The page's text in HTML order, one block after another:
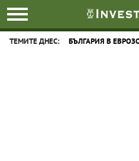
ТЕМИТЕ ДНЕС: БЪЛГАРИЯ В